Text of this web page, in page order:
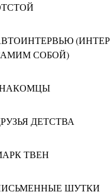
СОБОЙ)
ДЕТСТВА
ТВЕН
ШУТКИ